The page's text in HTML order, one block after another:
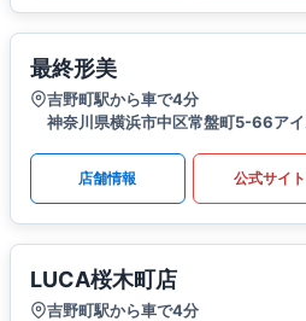
最終形美
吉野町駅から車で4分
神奈川県横浜市中区常盤町5-66ア
店舗情報 公式サイト
LUCA桜木町店
吉野町駅から車で4分